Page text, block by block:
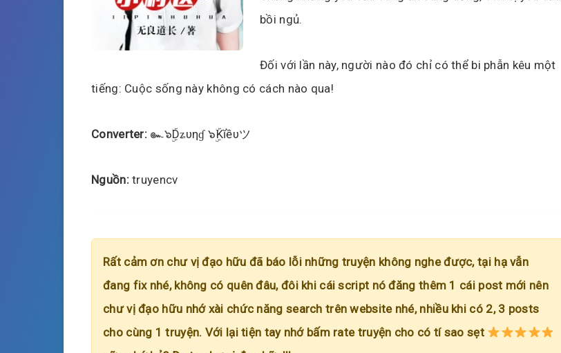
bồi ngủ.
Đối với lần này, người nào đó chỉ có thể bi phẫn kêu một
tiếng: Cuộc sống này không có cách nào qua!
Converter: ๛๖ۣۜDʑυηɠ ๖ۣۜKĭềυツ
Nguồn:truyencv
Rất cảm ơn chư vị đạo hữu đã báo lỗi những truyện không nghe được, tại hạ vẫn
đang fix nhé, không có quên đâu, đôi khi cái script nó đăng thêm 1 cái post mới nên
chư vị đạo hữu nhớ xài chức năng search trên website nhé, nhiều khi có 2, 3 posts
cho cùng 1 truyện. Với lại tiện tay nhớ bấm rate truyện cho có tí sao sẹt